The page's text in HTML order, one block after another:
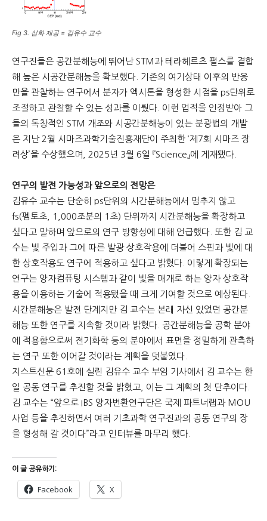
Fig 3. 삽화 제공 = 김유수 교수
연구진들은 공간분해능에 뛰어난 STM과 테라헤르츠 펄스를 결합
해 높은 시공간분해능을 확보했다. 기존의 여기상태 이후의 반응
만을 관찰하는 연구에서 분자가 엑시톤을 형성한 시점을 ps단위로
조절하고 관찰할 수 있는 성과를 이뤘다. 이런 업적을 인정받아 그
들의 독창적인 STM 개조와 시공간분해능이 있는 분광법의 개발
은 지난 2월 시마즈과학기술진흥재단이 주최한 ‘제7회 시마즈 장
려상’을 수상했으며, 2025년 3월 6일 『Science』에 게재됐다.
연구의 발전 가능성과 앞으로의 전망은
김유수 교수는 단순히 ps단위의 시간분해능에서 멈추지 않고
fs(펨토초, 1,000조분의 1초) 단위까지 시간분해능을 확장하고
싶다고 말하며 앞으로의 연구 방향성에 대해 언급했다. 또한 김 교
수는 빛 주입과 그에 따른 발광 상호작용에 더불어 스핀과 빛에 대
한 상호작용도 연구에 적용하고 싶다고 밝혔다. 이렇게 확장되는
연구는 양자컴퓨팅 시스템과 같이 빛을 매개로 하는 양자 상호작
용을 이용하는 기술에 적용됐을 때 크게 기여할 것으로 예상된다.
시간분해능은 발전 단계지만 김 교수는 본래 자신 있었던 공간분
해능 또한 연구를 지속할 것이라 밝혔다. 공간분해능을 공학 분야
에 적용함으로써 전기화학 등의 분야에서 표면을 정밀하게 관측하
는 연구 또한 이어갈 것이라는 계획을 덧붙였다.
지스트신문 61호에 실린 김유수 교수 부임 기사에서 김 교수는 한
일 공동 연구를 추진할 것을 밝혔고, 이는 그 계획의 첫 단추이다.
김 교수는 “앞으로 IBS 양자변환연구단은 국제 파트너랩과 MOU
사업 등을 추진하면서 여러 기초과학 연구진과의 공동 연구의 장
을 형성해 갈 것이다”라고 인터뷰를 마무리 했다.
이 글 공유하기:
Facebook X